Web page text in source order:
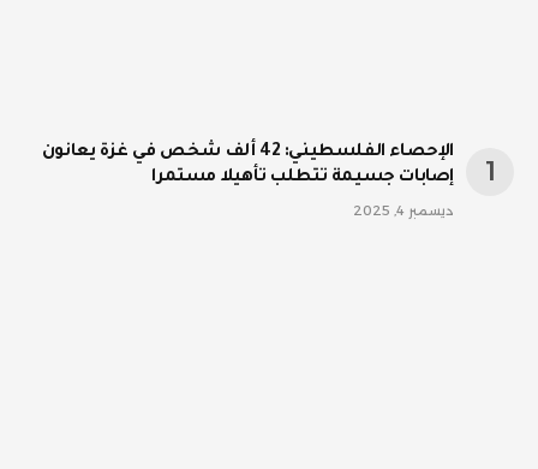
الإحصاء الفلسطيني: 42 ألف شخص في غزة يعانون
إصابات جسيمة تتطلب تأهيلا مستمرا
ديسمبر 4, 2025